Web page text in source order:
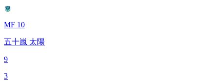
MF 10
五十嵐 太陽
9
3